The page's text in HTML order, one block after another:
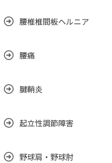
腰椎椎間板ヘルニア
腰痛
腱鞘炎
起立性調節障害
野球肩・野球肘